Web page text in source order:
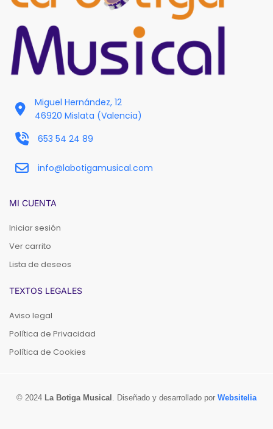
Miguel Hernández, 12
46920 Mislata (Valencia)
653 54 24 89
info@labotigamusical.com
MI CUENTA
Iniciar sesión
Ver carrito
Lista de deseos
TEXTOS LEGALES
Aviso legal
Política de Privacidad
Política de Cookies
© 2024 La Botiga Musical . Diseñado y desarrollado por Websitelia